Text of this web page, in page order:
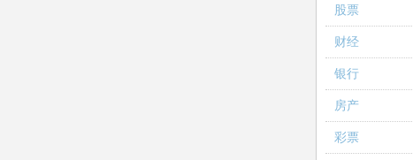
股票
财经
银行
房产
彩票